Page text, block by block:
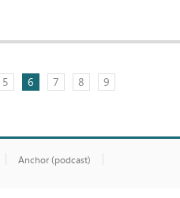
5 6 7 8 9
Anchor (podcast)